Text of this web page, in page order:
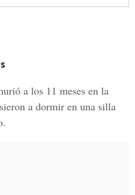
a los 11 meses en la
a dormir en una silla